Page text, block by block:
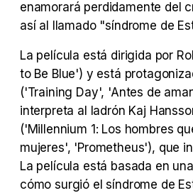
enamorará perdidamente del
así al llamado "síndrome de
La película está dirigida por
to Be Blue') y está
('Training Day', 'Antes de
interpreta al ladrón Kaj
('Millennium 1: Los hombres
mujeres', 'Prometheus'), que
La película está basada en
cómo surgió el síndrome de